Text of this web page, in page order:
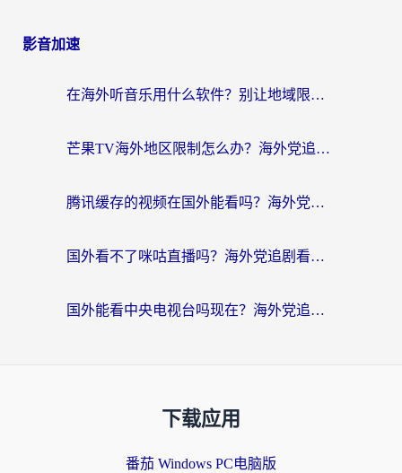
影音加速
在海外听音乐用什么软件？别让地域限制断了你的华语歌单
芒果TV海外地区限制怎么办？海外党追剧看片的实用加速器选择指南
腾讯缓存的视频在国外能看吗？海外党追剧看片的终极解决方案
国外看不了咪咕直播吗？海外党追剧看片的加速器选择指南
国外能看中央电视台吗现在？海外党追剧看央视的实用指南
下载应用
番茄 Windows PC电脑版